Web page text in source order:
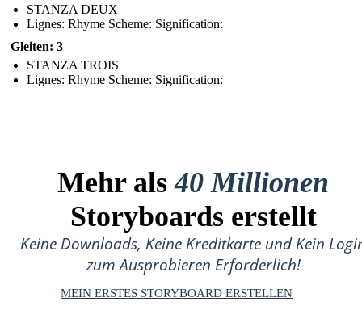
STANZA DEUX
Lignes: Rhyme Scheme: Signification:
Gleiten: 3
STANZA TROIS
Lignes: Rhyme Scheme: Signification:
Mehr als40 Millionen
Storyboards erstellt
Keine Downloads, Keine Kreditkarte und Kein
zum Ausprobieren Erforderlich!
MEIN ERSTES STORYBOARD ERSTELLEN